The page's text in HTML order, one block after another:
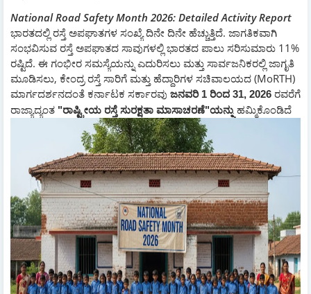
National Road Safety Month 2026: Detailed Activity Report
ಭಾರತದಲ್ಲಿ ರಸ್ತೆ ಅಪಘಾತಗಳ ಸಂಖ್ಯೆ ದಿನೇ ದಿನೇ ಹೆಚ್ಚುತ್ತಿದೆ. ಜಾಗತಿಕವಾಗಿ
ಸಂಭವಿಸುವ ರಸ್ತೆ ಅಪಘಾತದ ಸಾವುಗಳಲ್ಲಿ ಭಾರತದ ಪಾಲು ಸರಿಸುಮಾರು 11%
ರಷ್ಟಿದೆ. ಈ ಗಂಭೀರ ಸಮಸ್ಯೆಯನ್ನು ಎದುರಿಸಲು ಮತ್ತು ಸಾರ್ವಜನಿಕರಲ್ಲಿ ಜಾಗೃತಿ
ಮೂಡಿಸಲು, ಕೇಂದ್ರ ರಸ್ತೆ ಸಾರಿಗೆ ಮತ್ತು ಹೆದ್ದಾರಿಗಳ ಸಚಿವಾಲಯದ (MoRTH)
ಮಾರ್ಗದರ್ಶನದಂತೆ ಕರ್ನಾಟಕ ಸರ್ಕಾರವು ಜನವರಿ 1 ರಿಂದ 31, 2026 ರವರೆಗೆ
ರಾಜ್ಯಾದ್ಯಂತ "ರಾಷ್ಟ್ರೀಯ ರಸ್ತೆ ಸುರಕ್ಷತಾ ಮಾಸಾಚರಣೆ"ಯನ್ನು ಹಮ್ಮಿಕೊಂಡಿದೆ